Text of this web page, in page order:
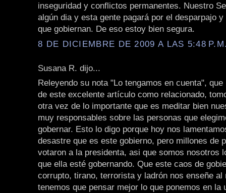
inseguridad y conflictos permanentes. Nuestro
algún dia y esta gente pagará por el desparpajo
que gobiernan. De eso estoy bien segura.
8 DE DICIEMBRE DE 2009 A LAS 5:48
Susana R. dijo...
Releyendo su nota "Lo tengamos en cuenta",
de este excelente artículo como relacionado,
otra vez de lo importante que es meditar bien
muy responsables sobre las personas que
gobernar. Esto lo digo porque hoy nos
desastre que es este gobierno, pero millones de
votaron a la presidenta, asi que somos nosotros
que ella esté gobernando. Que este caos de
corrupto, tirano, terrorista y ladrón nos enseñe al
tenemos que pensar mejor lo que ponemos en la